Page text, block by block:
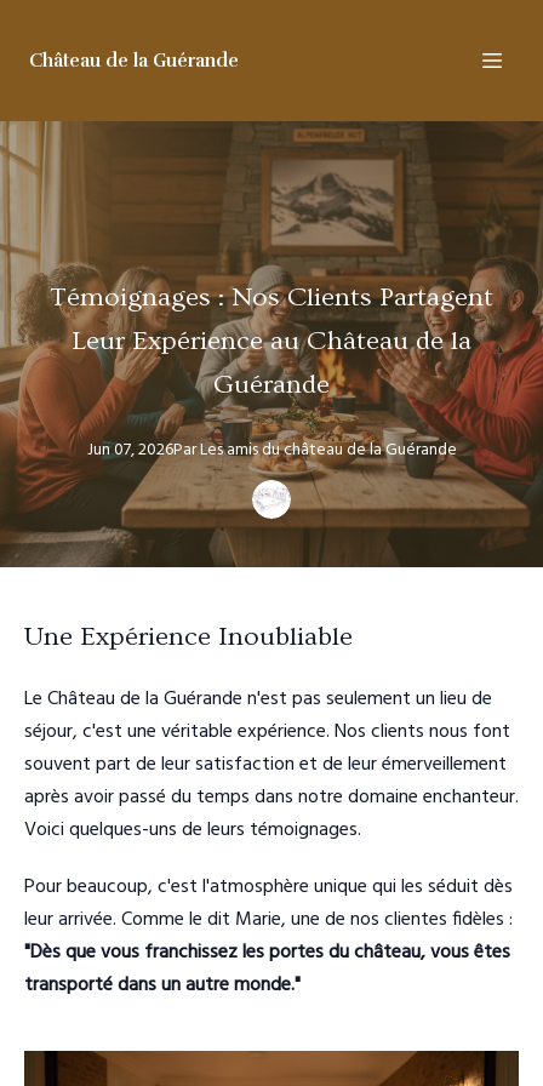
Château de la Guérande
Témoignages : Nos Clients Partagent
Leur Expérience au Château de la
Guérande
Jun 07, 2026ParLes amisdu château de la Guérande
Une Expérience Inoubliable
Le Château de la Guérande n'est pas seulement un lieu de
séjour, c'est une véritable expérience. Nos clients nous font
souvent part de leur satisfaction et de leur émerveillement
après avoir passé du temps dans notre domaine enchanteur.
Voici quelques-uns de leurs témoignages.
Pour beaucoup, c'est l'atmosphère unique qui les séduit dès
leur arrivée. Comme le dit Marie, une de nos clientes fidèles :
"Dès que vous franchissez les portes du château, vous êtes
transporté dans un autre monde."